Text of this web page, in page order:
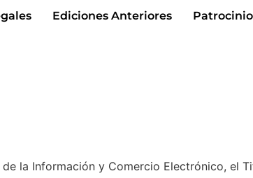
Ediciones Anteriores
la Información y Comercio Electrónico, el